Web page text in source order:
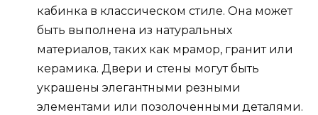
кабинка в классическом стиле. Она может
быть выполнена из натуральных
материалов, таких как мрамор, гранит или
керамика. Двери и стены могут быть
украшены элегантными резными
элементами или позолоченными деталями.